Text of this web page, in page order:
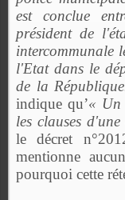
est conclue
président de
intercommunale
l'Etat dans le
de la
indique qu’« Un
les clauses
le décret
mentionne
pourquoi cette